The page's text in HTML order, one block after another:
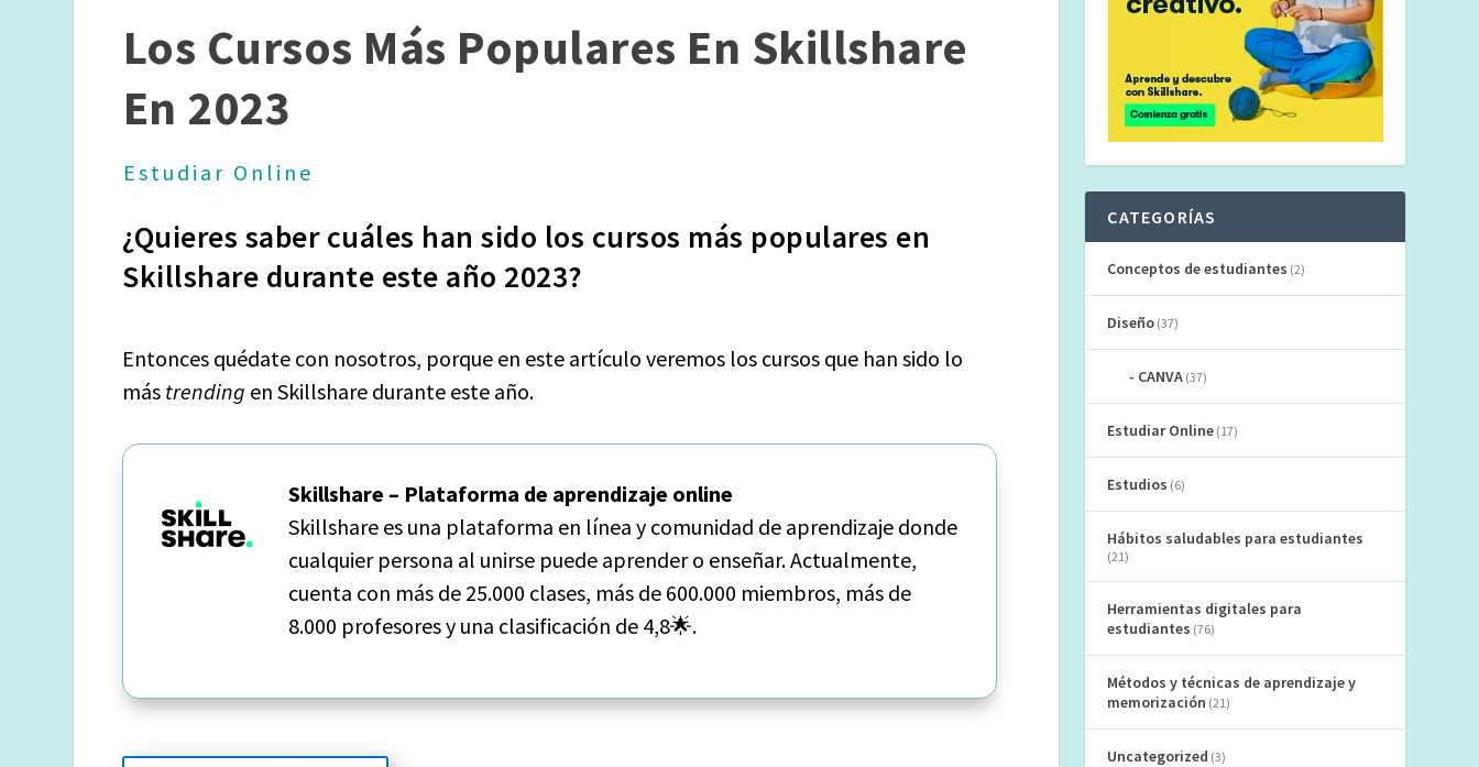
Los Cursos Más Populares En Skillshare
En 2023
Estudiar Online
¿Quieres saber cuáles han sido los cursos más populares en
Skillshare durante este año 2023?
Entonces quédate con nosotros, porque en este artículo veremos los cursos que han sido lo
más trending en Skillshare durante este año.
Skillshare – Plataforma de aprendizaje online
Skillshare es una plataforma en línea y comunidad de aprendizaje donde
cualquier persona al unirse puede aprender o enseñar. Actualmente,
cuenta con más de 25.000 clases, más de 600.000 miembros, más de
8.000 profesores y una clasificación de 4,8🌟.
CATEGORÍAS
Conceptos de estudiantes (2)
Diseño (37)
CANVA (37)
Estudiar Online (17)
Estudios (6)
Hábitos saludables para estudiantes
(21)
Herramientas digitales para
estudiantes (76)
Métodos y técnicas de aprendizaje y
memorización (21)
Uncategorized (3)